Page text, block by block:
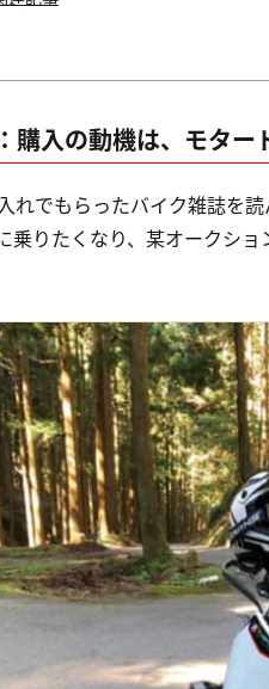
購入の動機は、モター
れでもらったバイク雑誌を
乗りたくなり、某オークシ